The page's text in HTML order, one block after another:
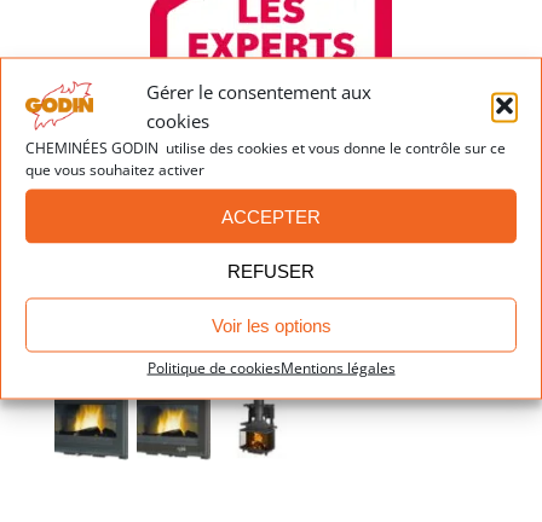
Gérer le consentement aux
cookies
CHEMINÉES GODIN utilise des cookies et vous donne le contrôle sur ce
que vous souhaitez activer
ACCEPTER
REFUSER
Voir les options
Politique de cookiesMentions légales
Dernières réalisations